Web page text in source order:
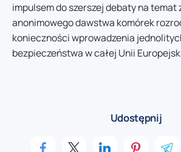
impulsem do szerszej debaty na temat
anonimowego dawstwa komórek
konieczności wprowadzenia
bezpieczeństwa w całej Unii
Udostępnij